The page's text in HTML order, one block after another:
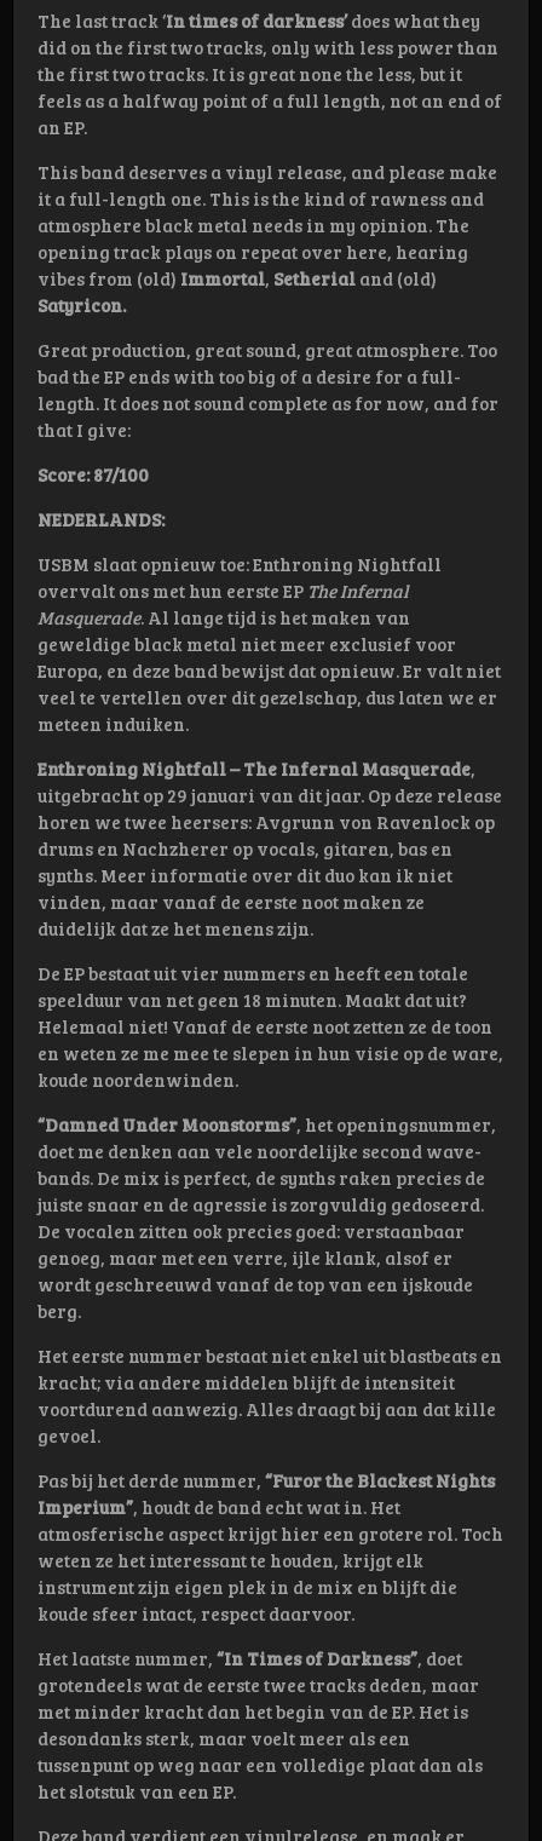
The last track ‘In times of darkness’does what they
did on the first two tracks, only with less power than
the first two tracks. It is great none the less, but it
feels as a halfway point of a full length, not an end of
an EP.
This band deserves a vinyl release, and please make
it a full-length one. This is the kind of rawness and
atmosphere black metal needs in my opinion. The
opening track plays on repeat over here, hearing
vibes from (old) Immortal, Setherial and (old)
Satyricon.
Great production, great sound, great atmosphere. Too
bad the EP ends with too big of a desire for a full-
length. It does not sound complete as for now, and for
that I give:
Score: 87/100
NEDERLANDS:
USBM slaat opnieuw toe: Enthroning Nightfall
overvalt ons met hun eerste EP The Infernal
Masquerade. Al lange tijd is het maken van
geweldige black metal niet meer exclusief voor
Europa, en deze band bewijst dat opnieuw. Er valt niet
veel te vertellen over dit gezelschap, dus laten we er
meteen induiken.
Enthroning Nightfall – The Infernal Masquerade,
uitgebracht op 29 januari van dit jaar. Op deze release
horen we twee heersers: Avgrunn von Ravenlock op
drums en Nachzherer op vocals, gitaren, bas en
synths. Meer informatie over dit duo kan ik niet
vinden, maar vanaf de eerste noot maken ze
duidelijk dat ze het menens zijn.
De EP bestaat uit vier nummers en heeft een totale
speelduur van net geen 18 minuten. Maakt dat uit?
Helemaal niet! Vanaf de eerste noot zetten ze de toon
en weten ze me mee te slepen in hun visie op de ware,
koude noordenwinden.
“Damned Under Moonstorms”, het openingsnummer,
doet me denken aan vele noordelijke second wave-
bands. De mix is perfect, de synths raken precies de
juiste snaar en de agressie is zorgvuldig gedoseerd.
De vocalen zitten ook precies goed: verstaanbaar
genoeg, maar met een verre, ijle klank, alsof er
wordt geschreeuwd vanaf de top van een ijskoude
berg.
Het eerste nummer bestaat niet enkel uit blastbeats en
kracht; via andere middelen blijft de intensiteit
voortdurend aanwezig. Alles draagt bij aan dat kille
gevoel.
Pas bij het derde nummer, “Furor the Blackest Nights
Imperium”, houdt de band echt wat in. Het
atmosferische aspect krijgt hier een grotere rol. Toch
weten ze het interessant te houden, krijgt elk
instrument zijn eigen plek in de mix en blijft die
koude sfeer intact, respect daarvoor.
Het laatste nummer, “In Times of Darkness”, doet
grotendeels wat de eerste twee tracks deden, maar
met minder kracht dan het begin van de EP. Het is
desondanks sterk, maar voelt meer als een
tussenpunt op weg naar een volledige plaat dan als
het slotstuk van een EP.